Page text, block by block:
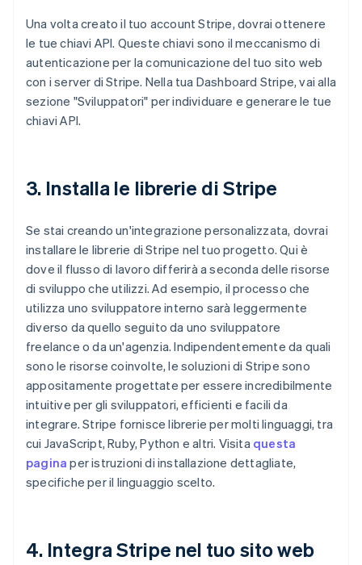
Una volta creato il tuo account Stripe, dovrai ottenere
le tue chiavi API. Queste chiavi sono il meccanismo di
autenticazione per la comunicazione del tuo sito web
con i server di Stripe. Nella tua Dashboard Stripe, vai alla
sezione "Sviluppatori" per individuare e generare le tue
chiavi API.
3. Installa le librerie di Stripe
Se stai creando un'integrazione personalizzata, dovrai
installare le librerie di Stripe nel tuo progetto. Qui è
dove il flusso di lavoro differirà a seconda delle risorse
di sviluppo che utilizzi. Ad esempio, il processo che
utilizza uno sviluppatore interno sarà leggermente
diverso da quello seguito da uno sviluppatore
freelance o da un'agenzia. Indipendentemente da quali
sono le risorse coinvolte, le soluzioni di Stripe sono
appositamente progettate per essere incredibilmente
intuitive per gli sviluppatori, efficienti e facili da
integrare. Stripe fornisce librerie per molti linguaggi, tra
cui JavaScript, Ruby, Python e altri. Visita questa
pagina per istruzioni di installazione dettagliate,
specifiche per il linguaggio scelto.
4. Integra Stripe nel tuo sito web